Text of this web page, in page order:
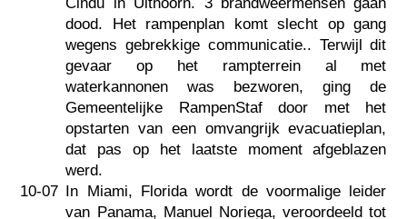
Cindu in Uithoorn. 3 brandweermensen gaan
dood. Het rampenplan komt slecht op gang
wegens gebrekkige communicatie.. Terwijl dit
gevaar op het rampterrein al met
waterkannonen was bezworen, ging de
Gemeentelijke RampenStaf door met het
opstarten van een omvangrijk evacuatieplan,
dat pas op het laatste moment afgeblazen
werd.
10-07
In Miami, Florida wordt de voormalige leider
van Panama, Manuel Noriega, veroordeeld tot